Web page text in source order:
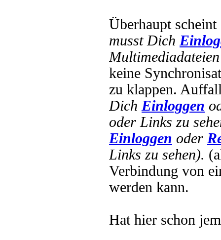
Überhaupt
musst Dich
keine
zu klappen.
Dich Einloggen
oder Links zu
Einloggen oder
Links zu sehen).
Verbindung von
werden kann.
Hat hier schon